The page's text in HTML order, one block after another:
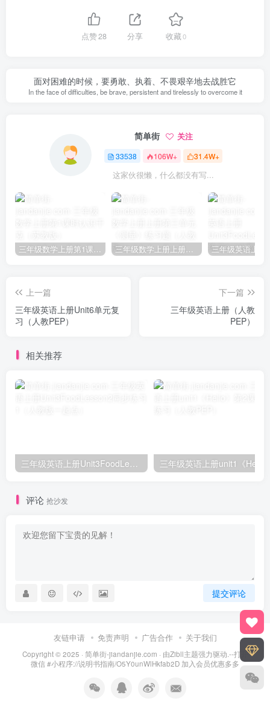
点赞28 分享 收藏0
面对困难的时候，要勇敢、执着、不畏艰辛地去战胜它
In the face of difficulties, be brave, persistent and tirelessly to overcome it
简单街 关注
33538 106W+ 31.4W+
这家伙很懒，什么都没有写...
上一篇
三年级英语上册Unit6单元复
习（人教PEP）
下一篇
三年级英语上册（人教
PEP）
相关推荐
评论 抢沙发
提交评论
友链申请 免责声明 广告合作 关于我们
Copyright © 2025 · 简单街-jiandanjie.com · 由Zibll主题强力驱动.--打开
微信 #小程序://说明书指南/O5Y0unWlHkfab2D 加入会员优惠多多